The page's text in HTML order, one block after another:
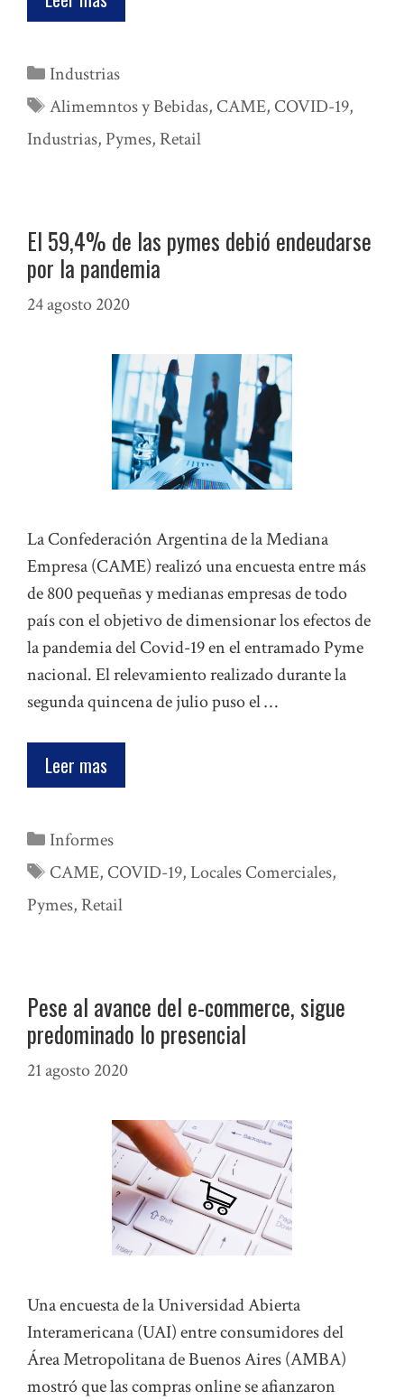
Categorías
Industrias
Etiquetas
Alimemntos y Bebidas, CAME, COVID-19,
Industrias, Pymes, Retail
El 59,4% de las pymes debió endeudarse
por la pandemia
24 agosto 2020
La Confederación Argentina de la Mediana
Empresa (CAME) realizó una encuesta entre más
de 800 pequeñas y medianas empresas de todo
país con el objetivo de dimensionar los efectos de
la pandemia del Covid-19 en el entramado Pyme
nacional. El relevamiento realizado durante la
segunda quincena de julio puso el …
Leer mas
Categorías
Informes
Etiquetas
CAME, COVID-19,Locales Comerciales,
Pymes, Retail
Pese al avance del e-commerce, sigue
predominado lo presencial
21 agosto 2020
Una encuesta de la Universidad Abierta
Interamericana (UAI) entre consumidores del
Área Metropolitana de Buenos Aires (AMBA)
mostró que las compras online se afianzaron